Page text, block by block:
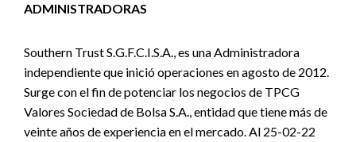
ADMINISTRADORAS
Southern Trust S.G.F.C.I.S.A., es una Administradora
independiente que inició operaciones en agosto de 2012.
Surge con el fin de potenciar los negocios de TPCG
Valores Sociedad de Bolsa S.A., entidad que tiene más de
veinte años de experiencia en el mercado. Al 25-02-22